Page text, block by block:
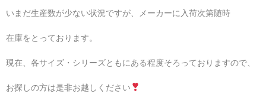
いまだ生産数が少ない状況ですが、メーカーに入荷次第随時
在庫をとっております。
現在、各サイズ・シリーズともにある程度そろっておりますので、
お探しの方は是非お越しください